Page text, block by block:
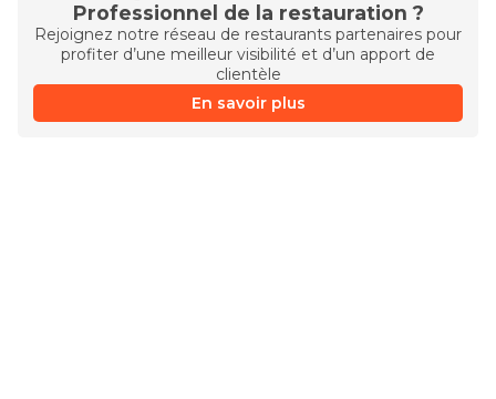
Professionnel de la restauration ?
Rejoignez notre réseau de restaurants partenaires pour
profiter d’une meilleur visibilité et d’un apport de
clientèle
En savoir plus